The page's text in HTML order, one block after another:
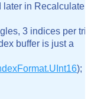
later in
3 indices per
buffer is just a
);